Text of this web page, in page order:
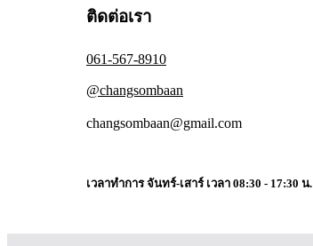
ติดต่อเรา
061-567-8910
@changsombaan
changsombaan@gmail.com
เวลาทำการ จันทร์-เสาร์ เวลา 08:30 - 17:30 น.